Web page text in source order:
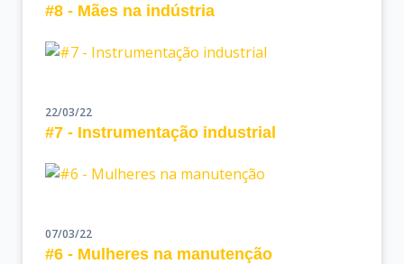
#8 - Mães na indústria
22/03/22
#7 - Instrumentação industrial
07/03/22
#6 - Mulheres na manutenção